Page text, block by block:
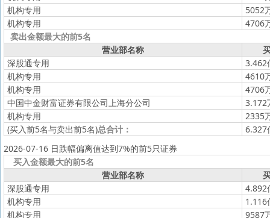
机构专用
5052
机构专用
4706
卖出金额最大的前5名
营业部名称
深股通专用
3.462
机构专用
4610
机构专用
4706
中国中金财富证券有限公司上海分公司
3.172
机构专用
2335
(买入前5名与卖出前5名)总合计：
6.327
2026-07-16 日跌幅偏离值达到7%的前5只证券
买入金额最大的前5名
营业部名称
深股通专用
4.892
机构专用
1.116
机构专用
9587